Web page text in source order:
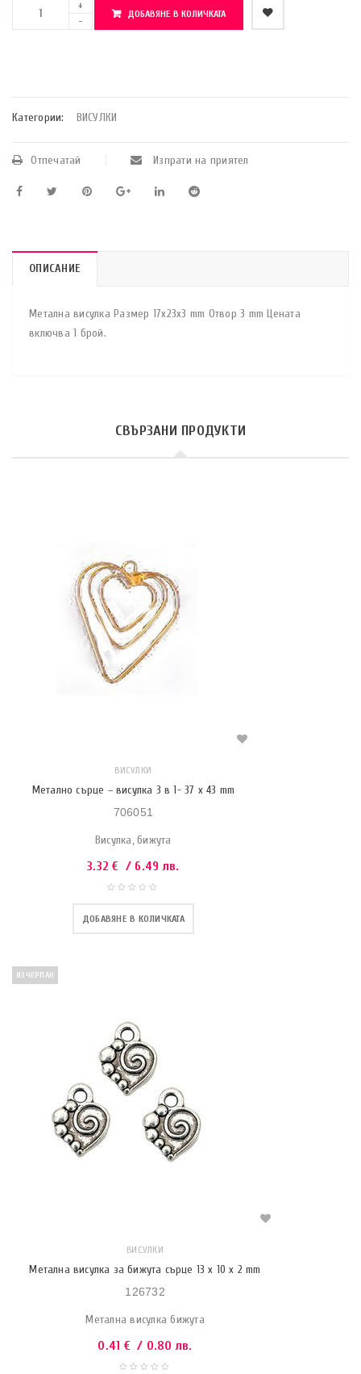
ДОБАВЯНЕ В КОЛИЧКАТА
Категории: ВИСУЛКИ
Отпечатай Изпрати на приятел
ОПИСАНИЕ
Метална висулка Размер 17x23x3 mm Отвор 3 mm Цената
включва 1 брой.
СВЪРЗАНИ ПРОДУКТИ
ВИСУЛКИ
Метално сърце – висулка 3 в 1- 37 x 43 mm
706051
Висулка, бижута
3.32€ / 6.49 лв.
ДОБАВЯНЕ В КОЛИЧКАТА
ИЗЧЕРПАН
ВИСУЛКИ
Метална висулка за бижута сърце 13 x 10 x 2 mm
126732
Метална висулка бижута
0.41 € / 0.80 лв.